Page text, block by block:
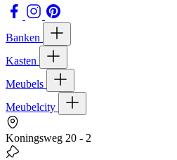
Banken
Kasten
Meubels
Meubelcity
Koningsweg 20 - 2